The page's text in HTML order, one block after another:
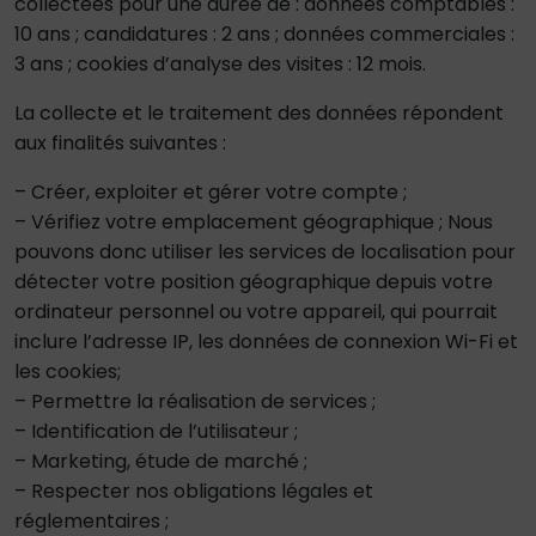
10 ans ; candidatures : 2 ans ; données commerciales :
3 ans ; cookies d’analyse des visites : 12 mois.
La collecte et le traitement des données répondent
aux finalités suivantes :
– Créer, exploiter et gérer votre compte ;
– Vérifiez votre emplacement géographique ; Nous
pouvons donc utiliser les services de localisation pour
détecter votre position géographique depuis votre
ordinateur personnel ou votre appareil, qui pourrait
inclure l’adresse IP, les données de connexion Wi-Fi et
les cookies;
– Permettre la réalisation de services ;
– Identification de l’utilisateur ;
– Marketing, étude de marché ;
– Respecter nos obligations légales et
réglementaires ;